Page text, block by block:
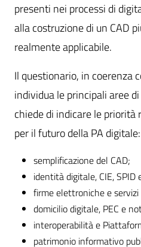
presenti nei processi di
alla costruzione di un CAD
realmente applicabile.
Il questionario, in coerenza
individua le principali aree
chiede di indicare le
per il futuro della PA digitale:
semplificazione del CAD;
identità digitale, CIE,
firme elettroniche e servizi
domicilio digitale, PEC e
interoperabilità e
patrimonio informativo